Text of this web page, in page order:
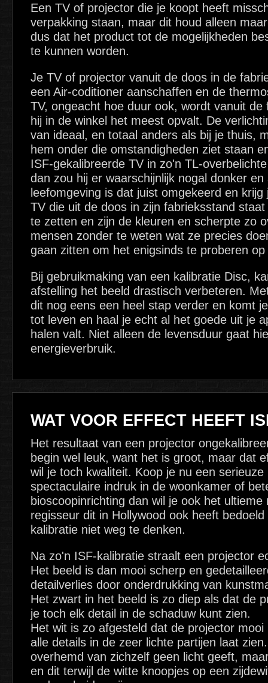
Een TV of projector die je koopt heeft
verpakking staan, maar dit houd alleen
dus dat het product tot de mogelijkheden
te kunnen worden.
Je TV of projector vanuit de doos in de
een Air-coditioner aanschaffen en de
TV, ongeacht hoe duur ook, wordt vanuit
hij in de winkel het meest opvalt. De
van ideaal, en totaal anders als bij je thuis,
hem onder die omstandigheden ziet staan
ISF-gekalibreerde TV in zo'n TL-
dan zou hij er waarschijnlijk nogal donker
leefomgeving is dat juist omgekeerd en
TV die uit de doos in zijn fabrieksstand
te zetten en zijn de kleuren en scherpte zo
mensen zonder te weten wat ze precies
gaan zitten om het enigsinds te proberen
Bij gebruikmaking van een kalibratie Disc,
afstelling het beeld drastisch verbeteren.
dit nog eens een heel stap verder en komt
tot leven en haal je echt al het goede uit je
halen valt. Niet alleen de levensduur gaat
energieverbruik.
WAT VOOR EFFECT HEEFT
Het resultaat van een projector
begin wel leuk, want het is groot, maar dat
wil je toch kwaliteit. Koop je nu een
spectaculaire indruk in de woonkamer of
bioscoopinrichting dan wil je ook het
regisseur dit in Hollywood ook heeft
kalibratie niet weg te denken.
Na zo'n ISF-kalibratie straalt een projector
Het beeld is dan mooi scherp en
detailverlies door onderdrukking van
Het zwart in het beeld is zo diep als dat de
je toch elk detail in de schaduw kunt zien.
Het wit is zo afgesteld dat de projector
alle details in de zeer lichte partijen laat
overhemd van zichzelf geen licht geeft,
en dit terwijl de witte knoopjes op een